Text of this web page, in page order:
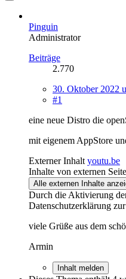
Pinguin
Administrator
Beiträge
2.770
30. Oktober 2022
#1
eine neue Distro die
mit eigenem AppStore
Externer Inhalt youtu.be
Inhalte von externen
Alle externen Inhalte
Durch die Aktivierung
Datenschutzerklärung
viele Grüße aus dem
Armin
Inhalt melden